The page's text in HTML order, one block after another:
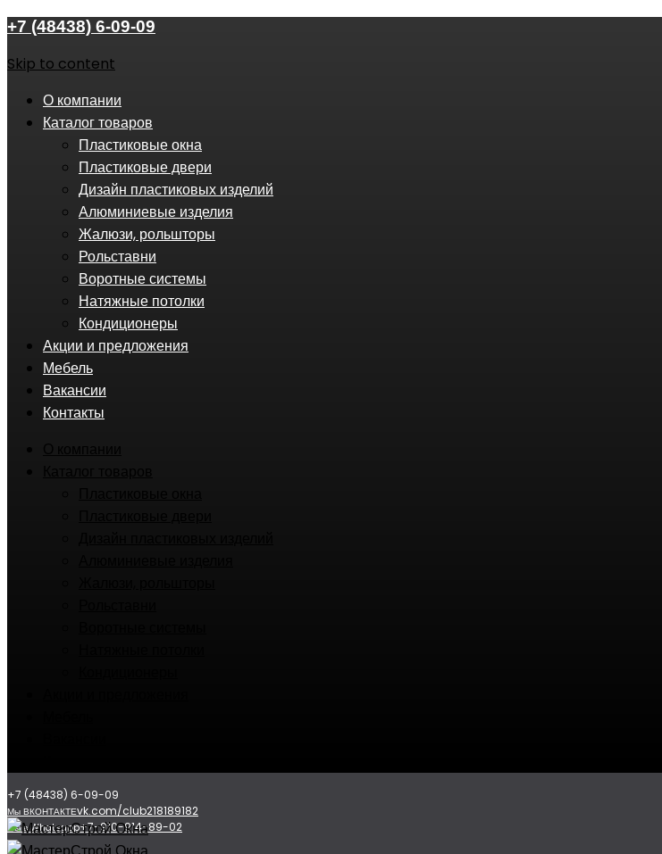
+7 (48438) 6-09-09
Skip to content
О компании
Каталог товаров
Пластиковые окна
Пластиковые двери
Дизайн пластиковых изделий
Алюминиевые изделия
Жалюзи, рольшторы
Рольставни
Воротные системы
Натяжные потолки
Кондиционеры
Акции и предложения
Мебель
Вакансии
Контакты
+7 (48438) 6-09-09
Мы ВКОНТАКТЕvk.com/club218189182
Мы в Whatsapp+7-910-914-89-02